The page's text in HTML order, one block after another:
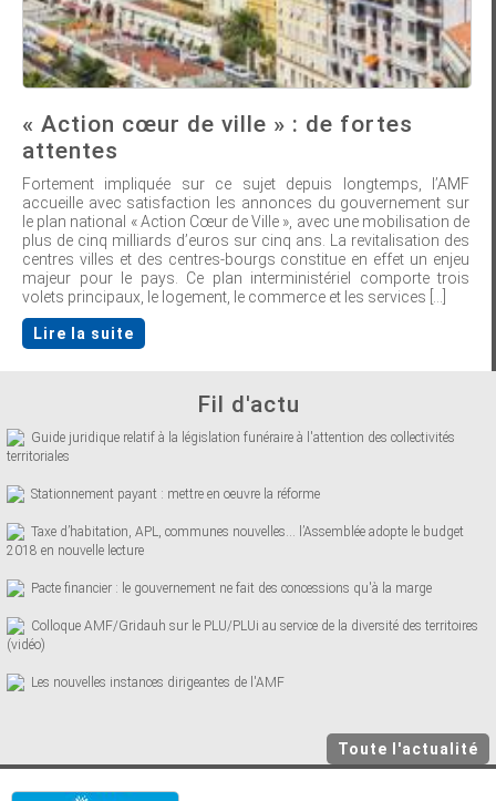
« Action cœur de ville » : de fortes
attentes
Fortement impliquée sur ce sujet depuis longtemps, l’AMF
accueille avec satisfaction les annonces du gouvernement sur
le plan national « Action Cœur de Ville », avec une mobilisation de
plus de cinq milliards d’euros sur cinq ans. La revitalisation des
centres villes et des centres-bourgs constitue en effet un enjeu
majeur pour le pays. Ce plan interministériel comporte trois
volets principaux, le logement, le commerce et les services [...]
Lire la suite
Fil d'actu
Guide juridique relatif à la législation funéraire à l'attention des collectivités
territoriales
Stationnement payant : mettre en oeuvre la réforme
Taxe d’habitation, APL, communes nouvelles… l’Assemblée adopte le budget
2018 en nouvelle lecture
Pacte financier : le gouvernement ne fait des concessions qu'à la marge
Colloque AMF/Gridauh sur le PLU/PLUi au service de la diversité des territoires
(vidéo)
Les nouvelles instances dirigeantes de l'AMF
Toute l'actualité